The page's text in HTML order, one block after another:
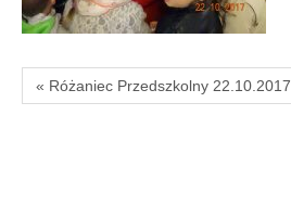
« Różaniec Przedszkolny 22.10.2017